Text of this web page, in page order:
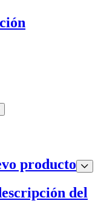
producto
del